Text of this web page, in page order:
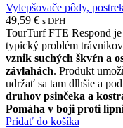
Vylepšovače pôdy,
49,59 € s DPH
TourTurf FTE Respond je
typický problém
vznik suchých škvŕn a
závlahách. Produkt
udržať sa tam dlhšie a
druhov psinčeka a
Pomáha v boji proti
Pridať do košíka